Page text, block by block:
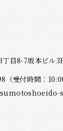
目8-7坂本ビル
（受付時間：